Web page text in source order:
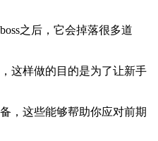
之后，它会掉落很多道
这样做的目的是为了让新手
，这些能够帮助你应对前期